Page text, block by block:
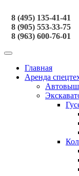
8 (495) 135-41-41
8 (905) 553-33-75
8 (963) 600-76-01
Главная
Аренда